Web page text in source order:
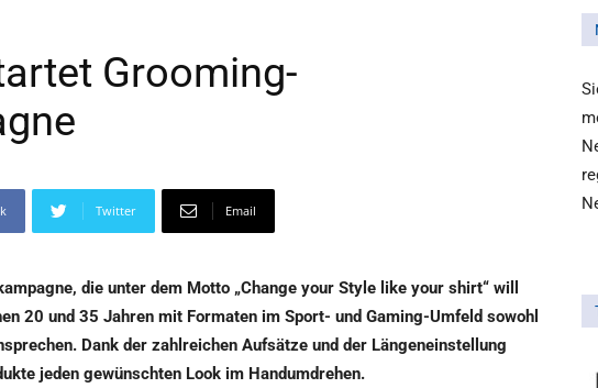
Grooming-
Twitter Email
die unter dem Motto „Change your Style like your shirt“ will
20 und 35 Jahren mit Formaten im Sport- und Gaming-Umfeld sowohl
Dank der zahlreichen Aufsätze und der Längeneinstellung
jeden gewünschten Look im Handumdrehen.